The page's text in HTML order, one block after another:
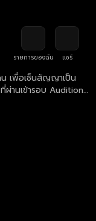
รายการของฉัน
แชร์
น เพื่อเซ็นสัญญาเป็น
ชุดเหมือนกัน ใส่
เพียง 19 คนเท่านั้น